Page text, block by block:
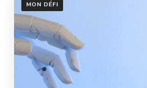
MON DÉFI